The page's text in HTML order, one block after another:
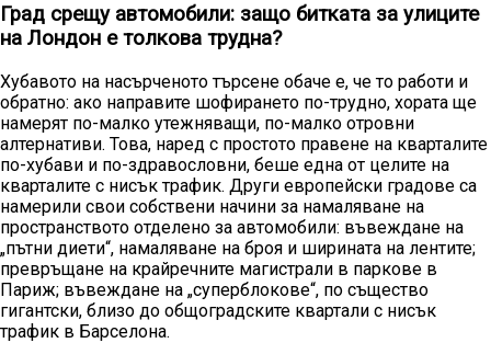
Град срещу автомобили: защо битката за улиците
на Лондон е толкова трудна?
Хубавото на насърченото търсене обаче е, че то работи и
обратно: ако направите шофирането по-трудно, хората ще
намерят по-малко утежняващи, по-малко отровни
алтернативи. Това, наред с простото правене на кварталите
по-хубави и по-здравословни, беше една от целите на
кварталите с нисък трафик. Други европейски градове са
намерили свои собствени начини за намаляване на
пространството отделено за автомобили: въвеждане на
„пътни диети“, намаляване на броя и ширината на лентите;
превръщане на крайречните магистрали в паркове в
Париж; въвеждане на „суперблокове“, по същество
гигантски, близо до общоградските квартали с нисък
трафик в Барселона.